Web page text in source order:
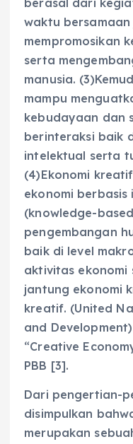
waktu
mempromosikan
serta
manusia.
mampu
kebudayaan dan
berinteraksi baik
intelektual serta
(4)Ekonomi
ekonomi
(knowledge-
pengembangan
baik di level
aktivitas ekonomi
jantung ekonomi
kreatif. (United
and
“Creative
PBB [3].
Dari pengertian-
disimpulkan
merupakan